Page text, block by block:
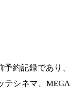
約記録であり
シネマ、